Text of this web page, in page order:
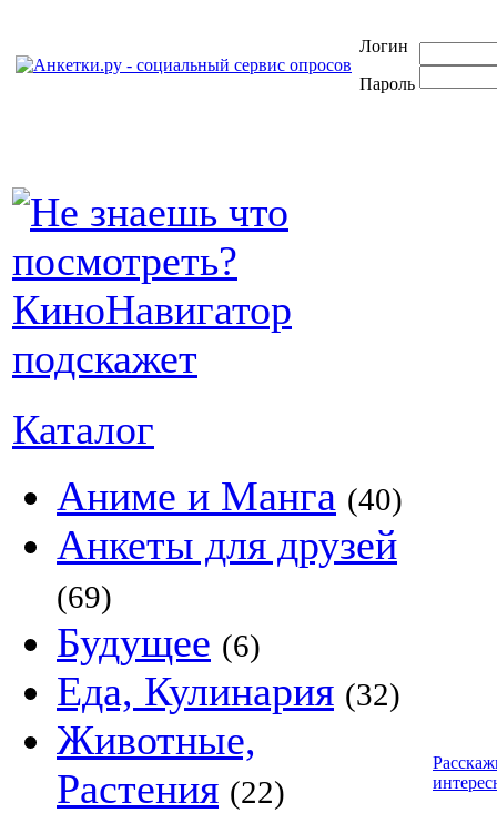
Логин
Пароль
Каталог
Аниме и Манга (40)
Анкеты для друзей
(69)
Будущее (6)
Еда, Кулинария (32)
Животные,
Растения (22)